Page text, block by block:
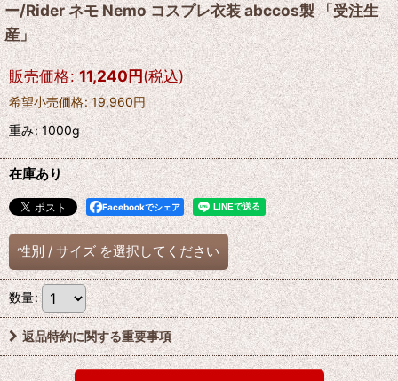
ー/Rider ネモ Nemo コスプレ衣装 abccos製 「受注生
産」
販売価格: 11,240円(税込)
希望小売価格: 19,960円
重み:1000g
在庫あり
Facebookでシェア
性別 / サイズ を選択してください
数量:
返品特約に関する重要事項